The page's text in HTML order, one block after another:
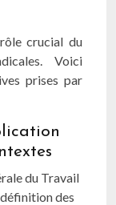
crucial du
Voici
prises par
du Travail
des